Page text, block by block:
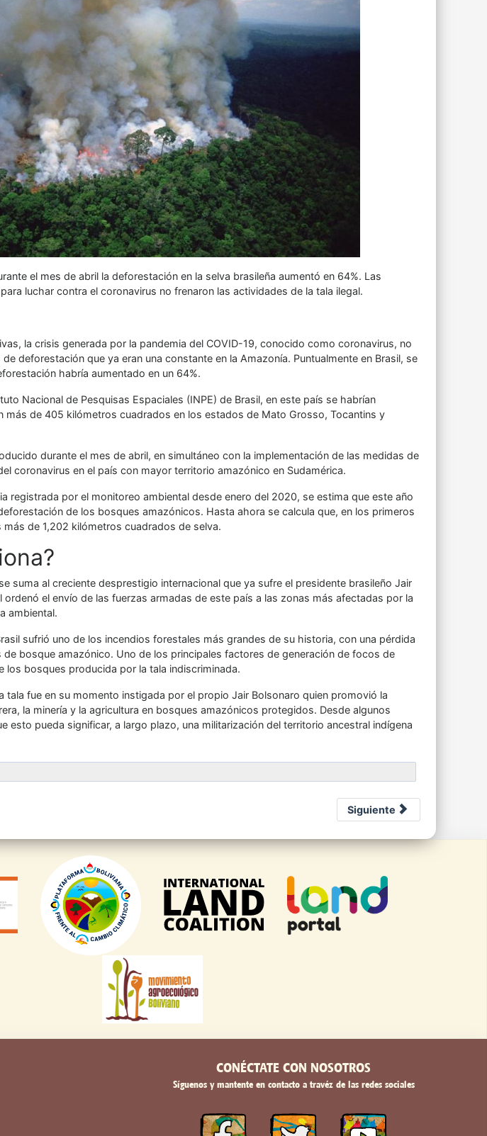
el mes de abril la deforestación en la selva brasileña aumentó en 64%. Las
luchar contra el coronavirus no frenaron las actividades de la tala ilegal.
la crisis generada por la pandemia del COVID-19, conocido como coronavirus, no
deforestación que ya eran una constante en la Amazonía. Puntualmente en Brasil, se
habría aumentado en un 64%.
Nacional de Pesquisas Espaciales (INPE) de Brasil, en este país se habrían
más de 405 kilómetros cuadrados en los estados de Mato Grosso, Tocantins y
durante el mes de abril, en simultáneo con la implementación de las medidas de
coronavirus en el país con mayor territorio amazónico en Sudamérica.
registrada por el monitoreo ambiental desde enero del 2020, se estima que este año
de los bosques amazónicos. Hasta ahora se calcula que, en los primeros
de 1,202 kilómetros cuadrados de selva.
suma al creciente desprestigio internacional que ya sufre el presidente brasileño Jair
ordenó el envío de las fuerzas armadas de este país a las zonas más afectadas por la
ambiental.
sufrió uno de los incendios forestales más grandes de su historia, con una pérdida
bosque amazónico. Uno de los principales factores de generación de focos de
los bosques producida por la tala indiscriminada.
tala fue en su momento instigada por el propio Jair Bolsonaro quien promovió la
la minería y la agricultura en bosques amazónicos protegidos. Desde algunos
esto pueda significar, a largo plazo, una militarización del territorio ancestral indígena
Siguiente
CONÉCTATE CON NOSOTROS
Síguenos y mantente en contacto a travéz de las redes sociales